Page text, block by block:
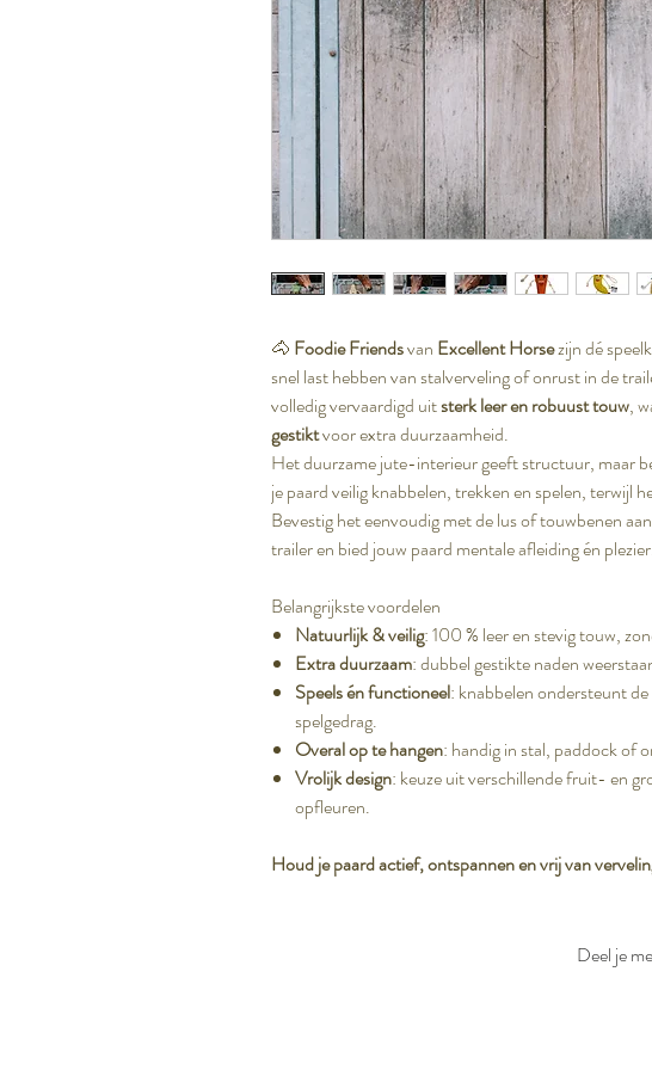
🐴 Foodie Friendsvan Excellent Horsezijn dé
snel last hebben van stalverveling of onrust in de
volledig vervaardigd uitsterk leer en robuust touw,
gestiktvoor extra duurzaamheid.
Het duurzame jute-interieur geeft structuur, maar
je paard veilig knabbelen, trekken en spelen, terwijl
Bevestig het eenvoudig met de lus of touwbenen
trailer en bied jouw paard mentale afleiding én
Belangrijkste voordelen
Natuurlijk & veilig: 100 % leer en stevig touw,
Extra duurzaam: dubbel gestikte naden
Speels én functioneel: knabbelen ondersteunt
spelgedrag.
Overal op te hangen: handig in stal, paddock of
Vrolijk design: keuze uit verschillende fruit- en
opfleuren.
Houd je paard actief, ontspannen en vrij van
Deel je